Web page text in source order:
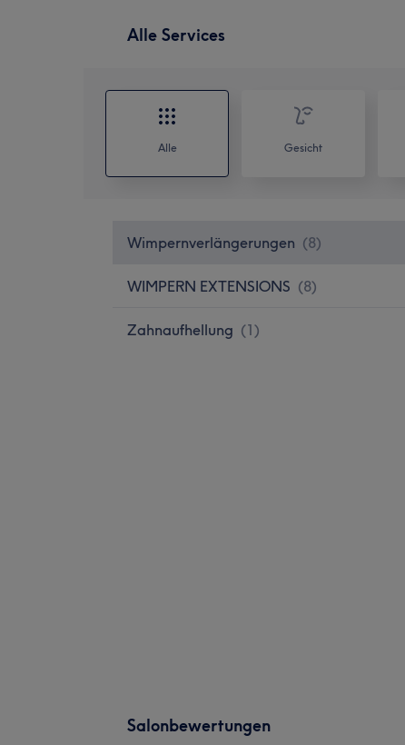
Alle Services
Alle Gesicht
Wimpernverlängerungen (8)
WIMPERN EXTENSIONS (8)
Zahnaufhellung (1)
Salonbewertungen